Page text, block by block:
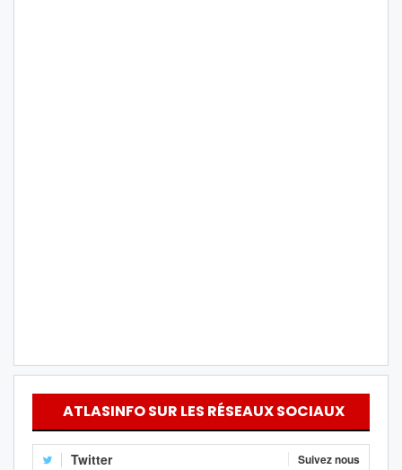
ATLASINFO SUR LES RÉSEAUX SOCIAUX
Twitter Suivez nous